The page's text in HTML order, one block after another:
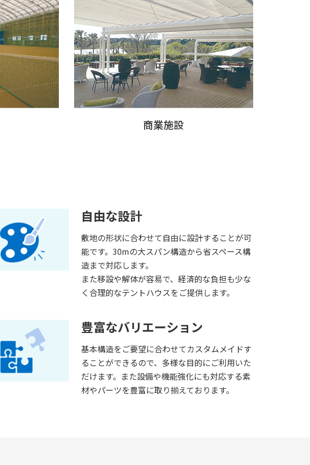
商業施設
自由な設計
敷地の形状に合わせて自由に設計することが可
能です。30mの大スパン構造から省スペース構
造まで対応します。
また移設や解体が容易で、経済的な負担も少な
く合理的なテントハウスをご提供します。
豊富なバリエーション
基本構造をご要望に合わせてカスタムメイドす
ることができるので、多様な目的にご利用いた
だけます。また設備や機能強化にも対応する素
材やパーツを豊富に取り揃えております。